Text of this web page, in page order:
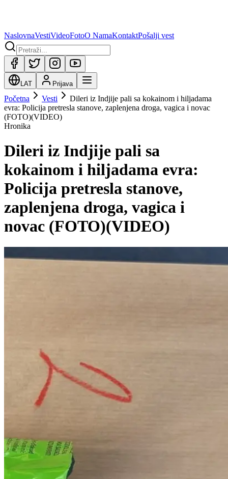
NaslovnaVestiVideoFotoO NamaKontaktPošalji vest
LAT Prijava
Početna Vesti
Dileri iz Indjije pali sa kokainom i hiljadama
evra: Policija pretresla stanove, zaplenjena droga, vagica i novac
(FOTO)(VIDEO)
Hronika
Dileri iz Indjije pali sa
kokainom i hiljadama evra:
Policija pretresla stanove,
zaplenjena droga, vagica i
novac (FOTO)(VIDEO)